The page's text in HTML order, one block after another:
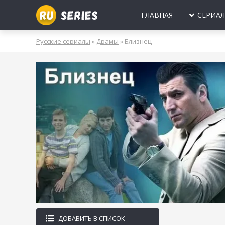
ГЛАВНАЯ
2025 2024 2023 2022 2021
РОССИЯ УКРАИНА БЕЛАРУСЬ СССР
МОЛОДЕЖНЫЕ
НОВОГОДНИЕ
ПРО ВРАЧЕЙ
ПРО
ПРО
ЛЮБОВНЫЕ
Русские сериалы » Драмы » Близнец
ДОБАВИТЬ В СПИСОК